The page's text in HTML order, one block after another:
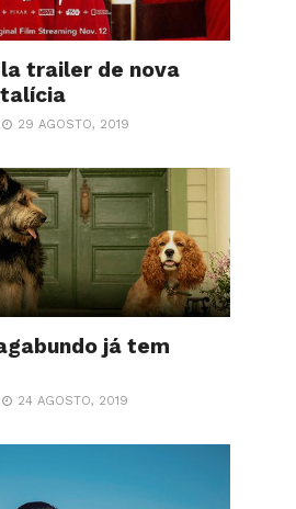
trailer de nova
29 AGOSTO, 2019
já tem
24 AGOSTO, 2019